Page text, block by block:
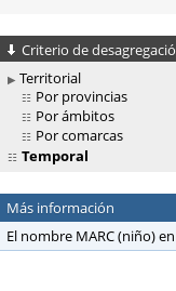
Criterio de
Territorial
Por provincias
Por ámbitos
Por comarcas
Temporal
Más información
El nombre MARC (niño)